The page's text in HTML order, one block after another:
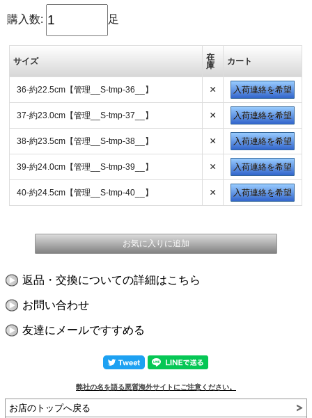
購入数: 足
サイズ
在
庫
カート
36-約22.5cm【管理__S-tmp-36__】 × 入荷連絡を希望
37-約23.0cm【管理__S-tmp-37__】 × 入荷連絡を希望
38-約23.5cm【管理__S-tmp-38__】 × 入荷連絡を希望
39-約24.0cm【管理__S-tmp-39__】 × 入荷連絡を希望
40-約24.5cm【管理__S-tmp-40__】 × 入荷連絡を希望
返品・交換についての詳細はこちら
お問い合わせ
友達にメールですすめる
弊社の名を語る悪質海外サイトにご注意ください。
お店のトップへ戻る